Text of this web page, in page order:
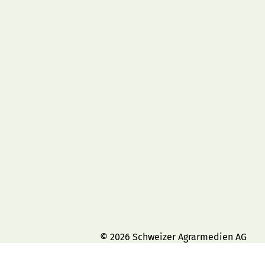
© 2026 Schweizer Agrarmedien AG